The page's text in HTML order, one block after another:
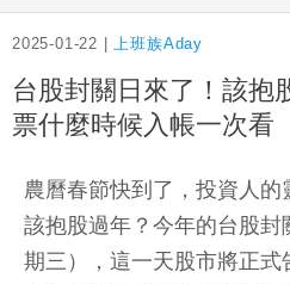
2025-01-22 |上班族Aday
台股封關日來了！該抱
票什麼時候入帳一次看
農曆春節快到了，投資人
該抱股過年？今年的台股封
期三），這一天股市將正式